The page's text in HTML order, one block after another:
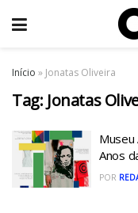
Início » Jonatas Oliveira
Tag: Jonatas
Anos
POR